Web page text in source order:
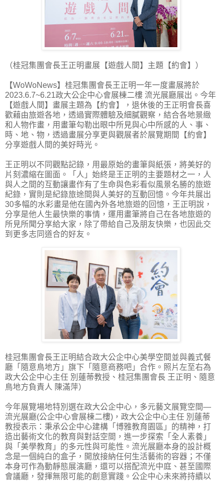
（桂冠集團會長王正明畫展【遊戲人間】主題【約會】）
【WoWoNews】桂冠集團會長王正明一年一度畫展將於
2023.6.7~6.21政大公企中心會展棟二樓 流光展廳展出。今年
【遊戲人間】畫展主題為【約會】，退休後的王正明會長喜
歡藉由旅遊各地，透過實際體驗及細膩觀察，結合各地景緻
和人物作畫，用畫筆勾勒出眼中所見與心中所感的人、事、
時、地、物，透過畫展分享更與觀展者於展覽期間【約會】
分享遊戲人間的美好時光。
王正明以不同觀點記錄，用最原始的畫筆與紙張，將美好的
片刻濃縮在圖面。「人」始終是王正明的主要題材之一，人
與人之間的互動讓畫作有了生命與色彩看似風景名勝的旅遊
紀錄，實則是紀錄旅途間與人美好的互動回憶。今年共展出
30多幅的水彩畫是他在國內外各地旅遊的回憶，王正明說，
分享是他人生最快樂的事情，運用畫筆將自己在各地旅遊的
所見所聞分享給大家，除了帶給自己及朋友快樂，也因此交
到更多志同道合的好友。
桂冠集團會長王正明結合政大公企中心美學空間並與義式餐
廳「隨意鳥地方」旗下「隨意商務吧」合作。照片左至右為
政大公企中心主任 別蓮蒂教授、桂冠集團會長 王正明、隨意
鳥地方負責人 陳滿萍）
今年展覽場地特別選在政大公企中心，多元藝文展覽空間—
流光展廳(公企中心會展棟二樓)，政大公企中心主任 別蓮蒂
教授表示：秉承公企中心建構「博雅教育園區」的精神，打
造出藝術文化的教育與對話空間，進一步探索「全人素養」
與「美學教育」的多元性與可能性。流光展廳本身的設計概
念是一個純白的盒子，開放接納任何生活藝術的容器；不僅
本身可作為動靜態展演廳，還可以搭配流光中庭、甚至國際
會議廳，發揮無限可能的創意實踐。公企中心未來將持續以